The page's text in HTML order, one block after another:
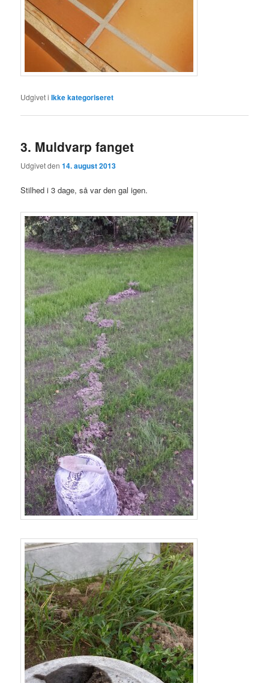
Udgivet i Ikke kategoriseret
3. Muldvarp fanget
Udgivet den14. august 2013
Stilhed i 3 dage, så var den gal igen.